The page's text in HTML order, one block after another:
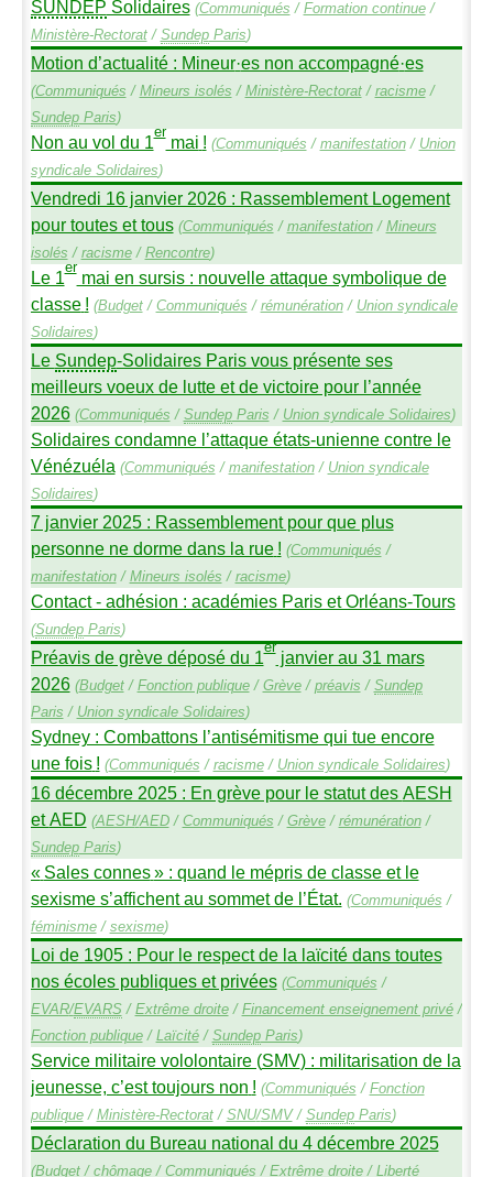
SUNDEP Solidaires (Communiqués / Formation continue/
Ministère-Rectorat/ SundepParis)
Motion d’actualité : Mineur·es non accompagné·es
(Communiqués / Mineurs isolés / Ministère-Rectorat/ racisme/
SundepParis)
Non au vol du 1ermai ! (Communiqués / manifestation/ Union
syndicale Solidaires)
Vendredi 16 janvier 2026 : Rassemblement Logement
pour toutes et tous (Communiqués / manifestation/ Mineurs
isolés / racisme/ Rencontre)
Le 1ermai en sursis : nouvelle attaque symbolique de
classe ! (Budget/ Communiqués / rémunération/ Union syndicale
Solidaires)
Le Sundep-Solidaires Paris vous présente ses
meilleurs voeux de lutte et de victoire pour l’année
2026 (Communiqués / SundepParis / Union syndicale Solidaires)
Solidaires condamne l’attaque états-unienne contre le
Vénézuéla (Communiqués / manifestation/ Union syndicale
Solidaires)
7 janvier 2025 : Rassemblement pour que plus
personne ne dorme dans la rue ! (Communiqués /
manifestation/ Mineurs isolés / racisme)
Contact - adhésion : académies Paris et Orléans-Tours
(SundepParis)
Préavis de grève déposé du 1erjanvier au 31 mars
2026 (Budget/ Fonction publique/ Grève/ préavis / Sundep
Paris / Union syndicale Solidaires)
Sydney : Combattons l’antisémitisme qui tue encore
une fois ! (Communiqués / racisme/ Union syndicale Solidaires)
16 décembre 2025 : En grève pour le statut des AESH
etAED (AESH/AED/ Communiqués / Grève/ rémunération/
SundepParis)
« Sales connes» : quand le mépris de classe et le
sexisme s’affichent au sommet de l’État. (Communiqués /
féminisme/ sexisme)
Loi de 1905 : Pour le respect de la laïcité dans toutes
nos écoles publiques et privées (Communiqués /
EVAR/EVARS/ Extrême droite/ Financement enseignement privé/
Fonction publique/ Laïcité/ SundepParis)
Service militaire vololontaire (SMV) : militarisation de la
jeunesse, c’est toujours non ! (Communiqués / Fonction
publique/ Ministère-Rectorat/ SNU/SMV/ SundepParis)
Déclaration du Bureau national du 4 décembre 2025
(Budget/ chômage/ Communiqués / Extrême droite/ Liberté